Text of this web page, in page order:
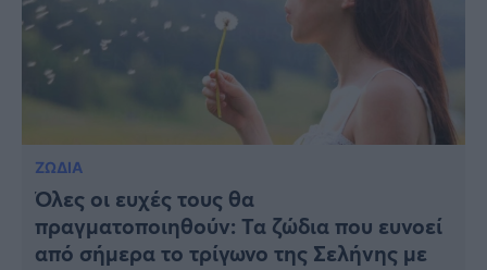
ΖΩΔΙΑ
Όλες οι ευχές τους θα
πραγματοποιηθούν: Τα ζώδια που ευνοεί
από σήμερα το τρίγωνο της Σελήνης με